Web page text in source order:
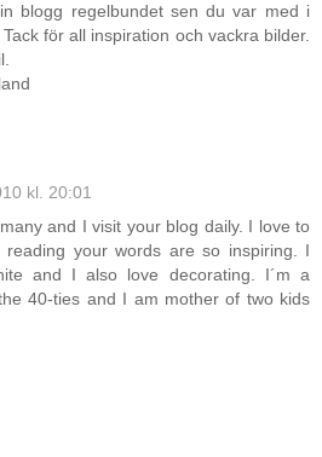
blogg regelbundet sen du var med i
för all inspiration och vackra bilder.
kl. 20:01
and I visit your blog daily. I love to
your words are so inspiring. I
and I also love decorating. I´m a
40-ties and I am mother of two kids